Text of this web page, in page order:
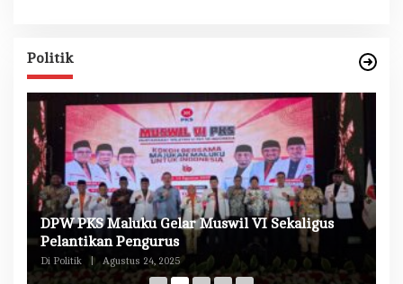
Politik
DPW PKS Maluku Gelar Muswil VI Sekaligus
Pelantikan Pengurus
Di Politik Agustus 24, 2025